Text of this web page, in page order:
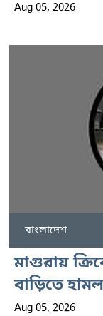
Aug 05, 2026
বাংলাদেশ
মাগুরায়
বাড়িতে
Aug 05, 2026